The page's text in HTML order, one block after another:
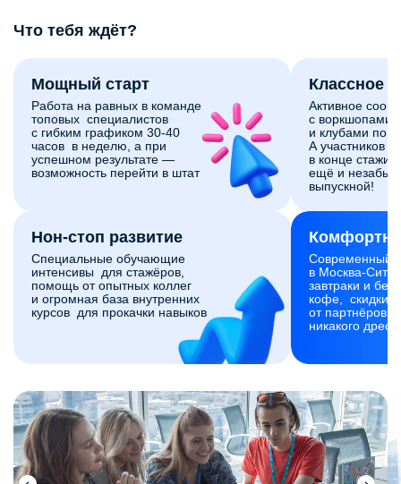
Что тебя ждёт?
Мощный старт
Работа на равных в команде
топовых специалистов
с гибким графиком 30-40
часов в неделю, а при
успешном результате —
возможность перейти в штат
Нон-стоп развитие
Специальные обучающие
интенсивы для стажёров,
помощь от опытных коллег
и огромная база внутренних
курсов для прокачки навыков
Классное
Активное
с
и клубами по
А участников
в конце
ещё и
выпускной!
Современный
в Москва-Сити,
завтраки и
кофе, скидки
от партнёров.
никакого